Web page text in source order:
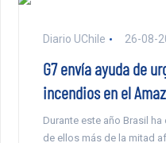
Diario UChile 26-08-
G7 envía ayuda de
incendios en el
Durante este año Brasil
de ellos más de la mitad